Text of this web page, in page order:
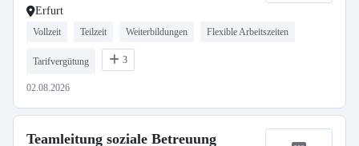
Grundsatz“ im Thüringer
Finanzministerium
Erfurt
Vollzeit Teilzeit Weiterbildungen Flexible Arbeitszeiten
Tarifvergütung 3
02.08.2026
Teamleitung soziale Betreuung